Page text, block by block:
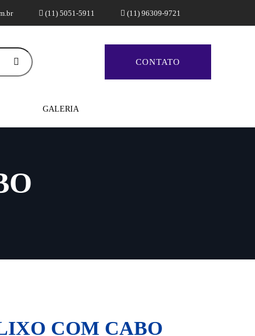
(11) 5051-5911 (11) 96309-9721
CONTATO
GALERIA
COM CABO